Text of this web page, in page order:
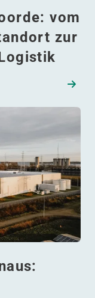
vom
zur
hinaus: